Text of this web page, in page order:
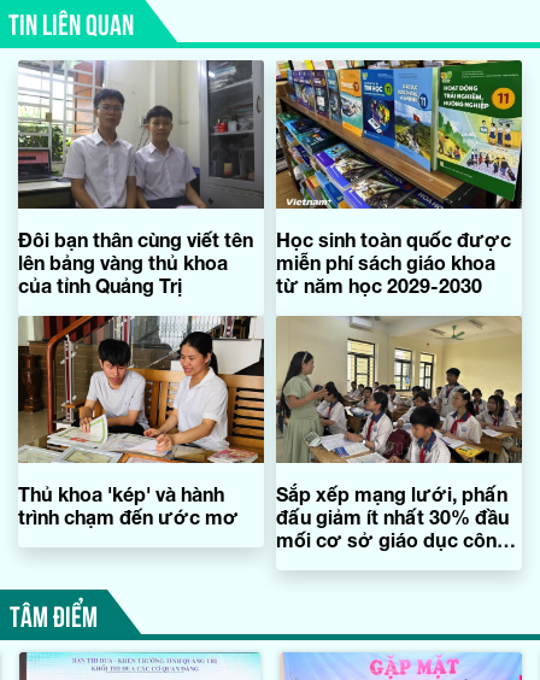
TIN LIÊN QUAN
Đôi bạn thân cùng viết tên
lên bảng vàng thủ khoa
của tỉnh Quảng Trị
Học sinh toàn quốc được
miễn phí sách giáo khoa
từ năm học 2029-2030
Thủ khoa 'kép' và hành
trình chạm đến ước mơ
Sắp xếp mạng lưới, phấn
đấu giảm ít nhất 30% đầu
mối cơ sở giáo dục công
TÂM ĐIỂM